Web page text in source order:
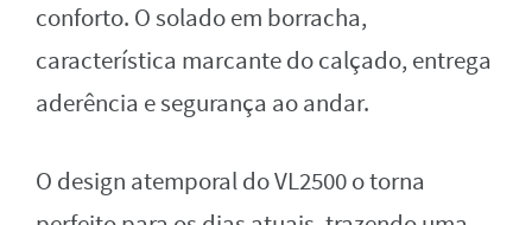
conforto. O solado em borracha,
característica marcante do calçado, entrega
aderência e segurança ao andar.
O design atemporal do VL2500 o torna